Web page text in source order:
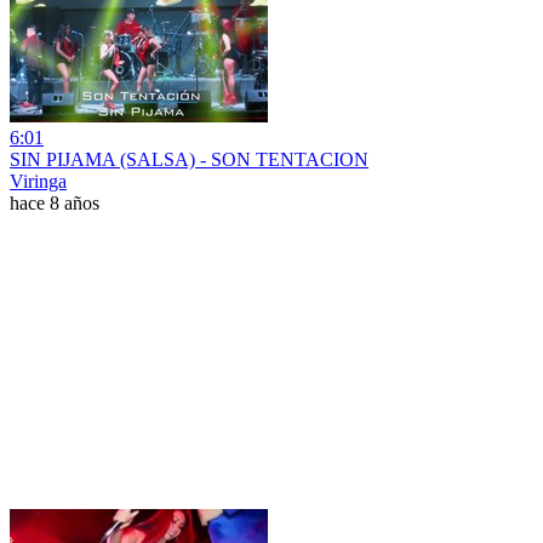
6:01
SIN PIJAMA (SALSA) - SON TENTACION
Viringa
hace 8 años